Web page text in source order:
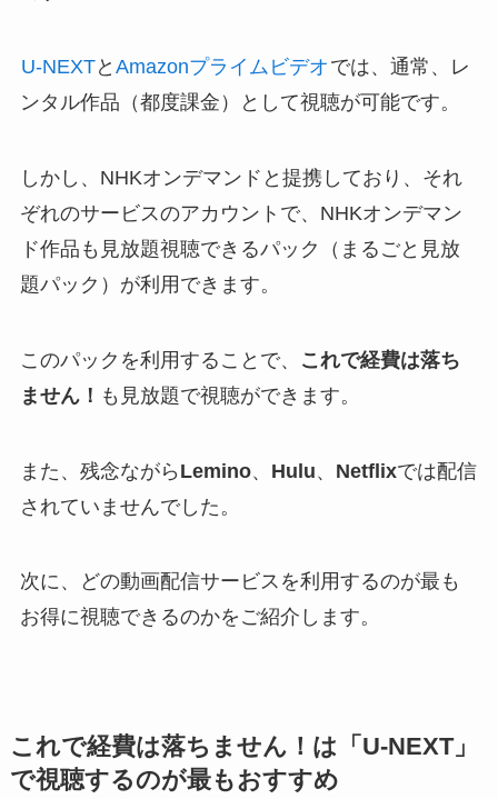
U-NEXTと Amazonプライムビデオ では、通常、レ
ンタル作品（都度課金）として視聴が可能です。
しかし、NHKオンデマンドと提携しており、それ
ぞれのサービスのアカウントで、 NHKオンデマン
ド作品も見放題視聴できるパック（まるごと見放
題パック） が利用できます。
このパックを利用することで、
これで経費は落ち
ません！ も見放題で視聴ができます。
また、残念ながら Lemino、 Hulu、 Netflixでは配信
されていませんでした。
次に、どの動画配信サービスを利用するのが最も
お得に視聴できるのかをご紹介します。
これで経費は落ちません！は「U-NEXT」
で視聴するのが最もおすすめ